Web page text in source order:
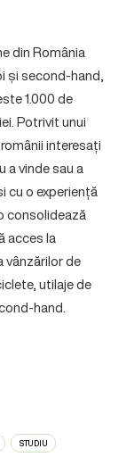
din România
și second-hand,
1.000 de
Potrivit unui
interesați
a vinde sau a
cu o experiență
consolidează
acces la
vânzărilor de
utilaje de
hand.
STUDIU